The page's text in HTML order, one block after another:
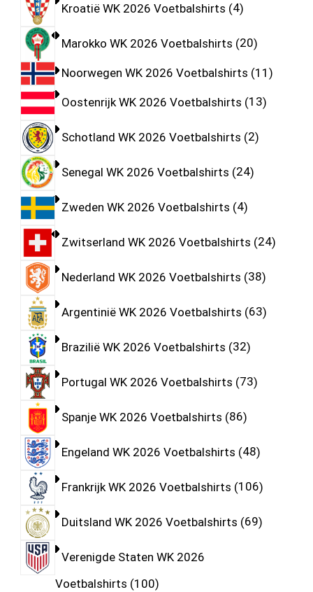
Kroatië WK 2026 Voetbalshirts 4
Marokko WK 2026 Voetbalshirts 20
Noorwegen WK 2026 Voetbalshirts 11
Oostenrijk WK 2026 Voetbalshirts 13
Schotland WK 2026 Voetbalshirts 2
Senegal WK 2026 Voetbalshirts 24
Zweden WK 2026 Voetbalshirts 4
Zwitserland WK 2026 Voetbalshirts 24
Nederland WK 2026 Voetbalshirts 38
Argentinië WK 2026 Voetbalshirts 63
Brazilië WK 2026 Voetbalshirts 32
Portugal WK 2026 Voetbalshirts 73
Spanje WK 2026 Voetbalshirts 86
Engeland WK 2026 Voetbalshirts 48
Frankrijk WK 2026 Voetbalshirts 106
Duitsland WK 2026 Voetbalshirts 69
Verenigde Staten WK 2026
Voetbalshirts 100